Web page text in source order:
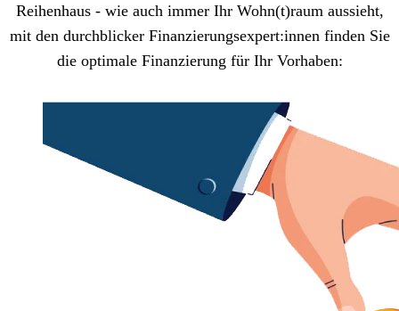
Reihenhaus - wie auch immer Ihr Wohn(t)raum aussieht,
mit den durchblicker Finanzierungsexpert:innen finden Sie
die optimale Finanzierung für Ihr Vorhaben: